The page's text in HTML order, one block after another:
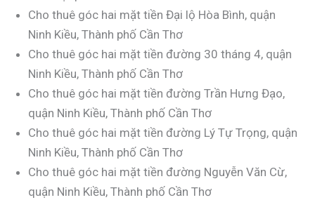
Cho thuê góc hai mặt tiền Đại lộ Hòa Bình, quận
Ninh Kiều, Thành phố Cần Thơ
Cho thuê góc hai mặt tiền đường 30 tháng 4, quận
Ninh Kiều, Thành phố Cần Thơ
Cho thuê góc hai mặt tiền đường Trần Hưng Đạo,
quận Ninh Kiều, Thành phố Cần Thơ
Cho thuê góc hai mặt tiền đường Lý Tự Trọng, quận
Ninh Kiều, Thành phố Cần Thơ
Cho thuê góc hai mặt tiền đường Nguyễn Văn Cừ,
quận Ninh Kiều, Thành phố Cần Thơ